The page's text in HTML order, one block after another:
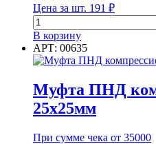
Цена за шт. 191 ₽
Количество
товара
Муфта
ПНД
компрессионная
40х40мм
В корзину
АРТ: 00635
Муфта ПНД
25х25мм
При сумме чека от 35000